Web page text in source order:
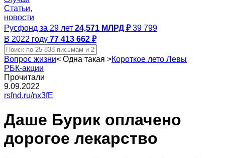
Статьи,
новости
Русфонд за 29 лет 24,571 МЛРД ₽ 39 799
В 2022 году 77 413 662 ₽
Вопрос жизни< Одна такая >Короткое лето Левы
РБК-акции
Прочитали
9.09.2022
rsfnd.ru/nx3fE
Даше Бурик оплачено
дорогое лекарство